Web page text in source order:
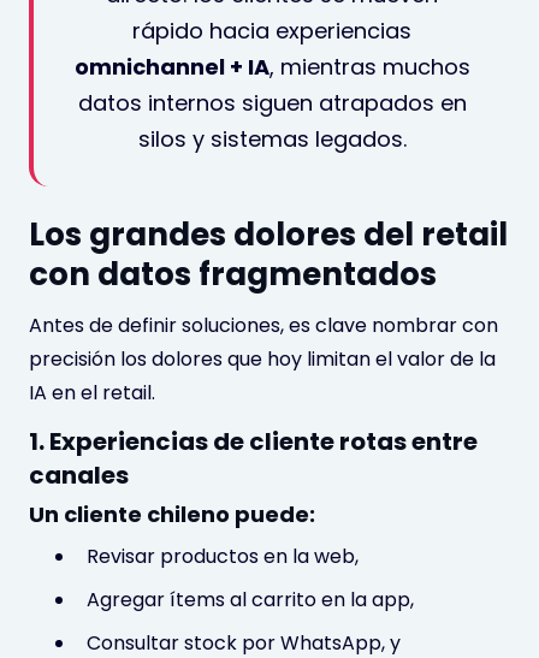
rápido hacia experiencias
omnichannel + IA, mientras muchos
datos internos siguen atrapados en
silos y sistemas legados.
Los grandes dolores del retail
con datos fragmentados
Antes de definir soluciones, es clave nombrar con
precisión los dolores que hoy limitan el valor de la
IA en el retail.
1. Experiencias de cliente rotas entre
canales
Un cliente chileno puede:
Revisar productos en la web,
Agregar ítems al carrito en la app,
Consultar stock por WhatsApp, y